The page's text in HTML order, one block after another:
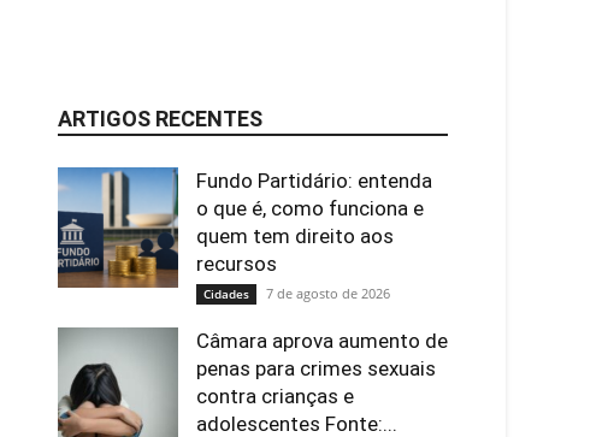
ARTIGOS RECENTES
Fundo Partidário: entenda
o que é, como funciona e
quem tem direito aos
recursos
Cidades 7 de agosto de 2026
Câmara aprova aumento de
penas para crimes sexuais
contra crianças e
adolescentes Fonte:...